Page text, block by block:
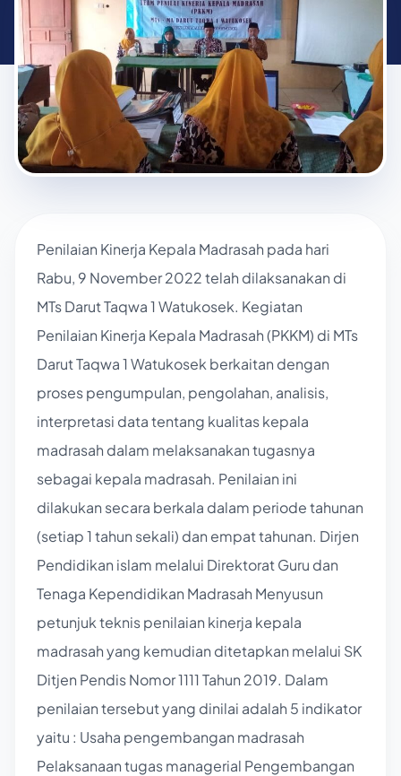
Penilaian Kinerja Kepala Madrasah pada hari
Rabu, 9 November 2022 telah dilaksanakan di
MTs Darut Taqwa 1 Watukosek. Kegiatan
Penilaian Kinerja Kepala Madrasah (PKKM) di MTs
Darut Taqwa 1 Watukosek berkaitan dengan
proses pengumpulan, pengolahan, analisis,
interpretasi data tentang kualitas kepala
madrasah dalam melaksanakan tugasnya
sebagai kepala madrasah. Penilaian ini
dilakukan secara berkala dalam periode tahunan
(setiap 1 tahun sekali) dan empat tahunan. Dirjen
Pendidikan islam melalui Direktorat Guru dan
Tenaga Kependidikan Madrasah Menyusun
petunjuk teknis penilaian kinerja kepala
madrasah yang kemudian ditetapkan melalui SK
Ditjen Pendis Nomor 1111 Tahun 2019. Dalam
penilaian tersebut yang dinilai adalah 5 indikator
yaitu : Usaha pengembangan madrasah
Pelaksanaan tugas managerial Pengembangan